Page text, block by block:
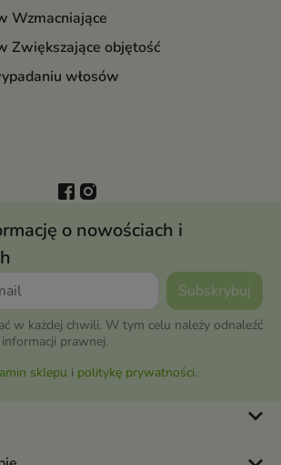
Wzmacniające
Zwiększające objętość
włosów
o nowościach i
w każdej chwili. W tym celu należy odnaleźć
informacji prawnej.
sklepu i politykę prywatności.
keyboard_arrow_down